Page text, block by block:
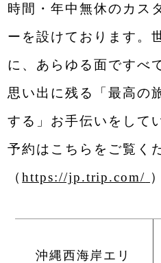
本評点及び口コミ内容は
Gooleの評価と口コミの概
ます
時間・年中無休のカス
ーを設けております。
に、あらゆる面ですべ
思い出に残る「最高の
する」お手伝いをして
予約はこちらをご覧く
（https://jp.trip.com/ ）
沖縄西海岸エリ